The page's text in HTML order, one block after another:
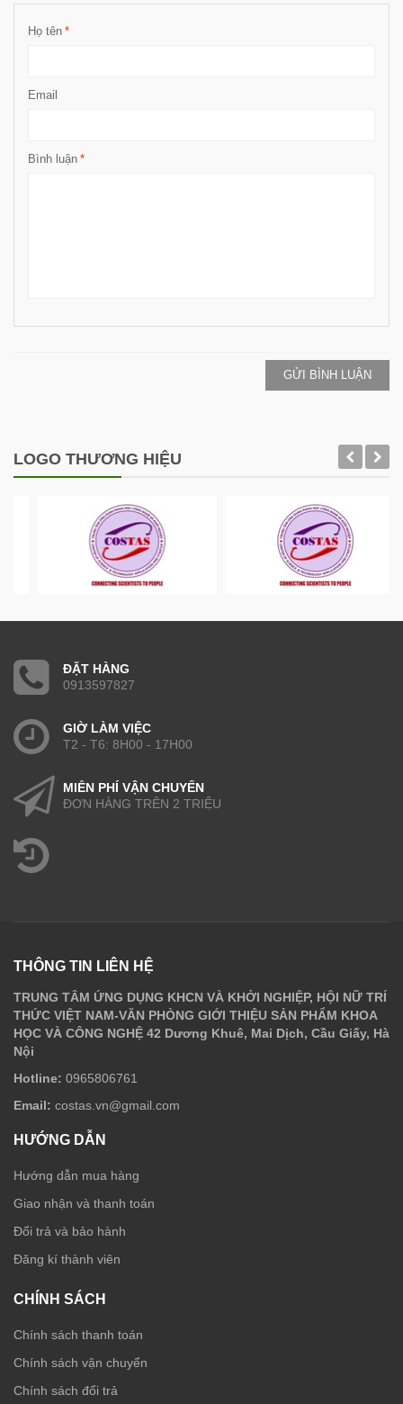
*
Họ tên
Email
*
Bình luận
GỬI BÌNH LUẬN
LOGO THƯƠNG HIỆU
ĐẶT HÀNG
0913597827
GIỜ LÀM VIỆC
T2 - T6: 8H00 - 17H00
MIỄN PHÍ VẬN CHUYỂN
ĐƠN HÀNG TRÊN 2 TRIỆU
THÔNG TIN LIÊN HỆ
TRUNG TÂM ỨNG DỤNG KHCN VÀ KHỞI NGHIỆP, HỘI NỮ TRÍ
THỨC VIỆT NAM-VĂN PHÒNG GIỚI THIỆU SẢN PHẨM KHOA
HỌC VÀ CÔNG NGHỆ 42 Dương Khuê, Mai Dịch, Cầu Giấy, Hà
Nội
Hotline: 0965806761
Email: costas.vn@gmail.com
HƯỚNG DẪN
Hướng dẫn mua hàng
Giao nhận và thanh toán
Đổi trả và bảo hành
Đăng kí thành viên
CHÍNH SÁCH
Chính sách thanh toán
Chính sách vận chuyển
Chính sách đổi trả